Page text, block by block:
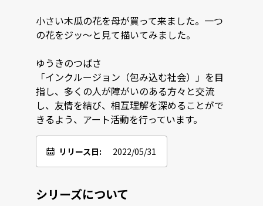
小さい木瓜の花を母が買って来ました。一つ
の花をジッ～と見て描いてみました。
ゆうきのつばさ
「インクルージョン（包み込む社会）」を⽬
指し、多くの⼈が障がいのある⽅々と交流
し、友情を結び、相互理解を深めることがで
きるよう、アート活動を⾏っています。
リリース日: 2022/05/31
シリーズについて